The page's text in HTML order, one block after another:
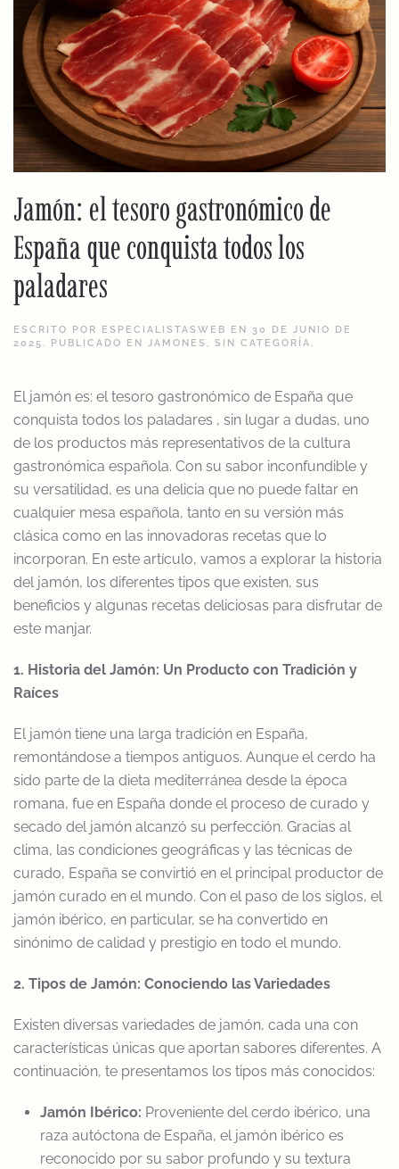
Jamón: el tesoro gastronómico de
España que conquista todos los
paladares
ESCRITO POR ESPECIALISTASWEB EN 30 DE JUNIO DE
2025. PUBLICADO EN JAMONES, SIN CATEGORÍA.
El jamón es: el tesoro gastronómico de España que
conquista todos los paladares , sin lugar a dudas, uno
de los productos más representativos de la cultura
gastronómica española. Con su sabor inconfundible y
su versatilidad, es una delicia que no puede faltar en
cualquier mesa española, tanto en su versión más
clásica como en las innovadoras recetas que lo
incorporan. En este artículo, vamos a explorar la historia
del jamón, los diferentes tipos que existen, sus
beneficios y algunas recetas deliciosas para disfrutar de
este manjar.
1. Historia del Jamón: Un Producto con Tradición y
Raíces
El jamón tiene una larga tradición en España,
remontándose a tiempos antiguos. Aunque el cerdo ha
sido parte de la dieta mediterránea desde la época
romana, fue en España donde el proceso de curado y
secado del jamón alcanzó su perfección. Gracias al
clima, las condiciones geográficas y las técnicas de
curado, España se convirtió en el principal productor de
jamón curado en el mundo. Con el paso de los siglos, el
jamón ibérico, en particular, se ha convertido en
sinónimo de calidad y prestigio en todo el mundo.
2. Tipos de Jamón: Conociendo las Variedades
Existen diversas variedades de jamón, cada una con
características únicas que aportan sabores diferentes. A
continuación, te presentamos los tipos más conocidos:
Jamón Ibérico: Proveniente del cerdo ibérico, una
raza autóctona de España, el jamón ibérico es
reconocido por su sabor profundo y su textura